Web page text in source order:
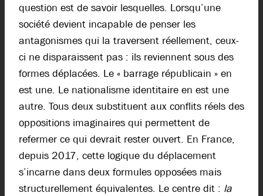
question est de savoir lesquelles. Lorsqu’une
société devient incapable de penser les
antagonismes qui la traversent réellement, ceux-
ci ne disparaissent pas : ils reviennent sous des
formes déplacées. Le « barrage républicain » en
est une. Le nationalisme identitaire en est une
autre. Tous deux substituent aux conflits réels des
oppositions imaginaires qui permettent de
refermer ce qui devrait rester ouvert. En France,
depuis 2017, cette logique du déplacement
s’incarne dans deux formules opposées mais
structurellement équivalentes. Le centre dit : la